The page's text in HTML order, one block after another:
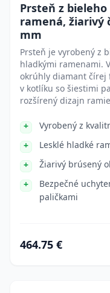
Prsteň z
ramená, žiarivý
mm
Prsteň je vyrobený z
hladkými ramenami.
okrúhly diamant čírej
v kotlíku so šiestimi
rozšírený dizajn
Vyrobený z
Lesklé hladké
Žiarivý brúsený
Bezpečné
paličkami
464.75 €